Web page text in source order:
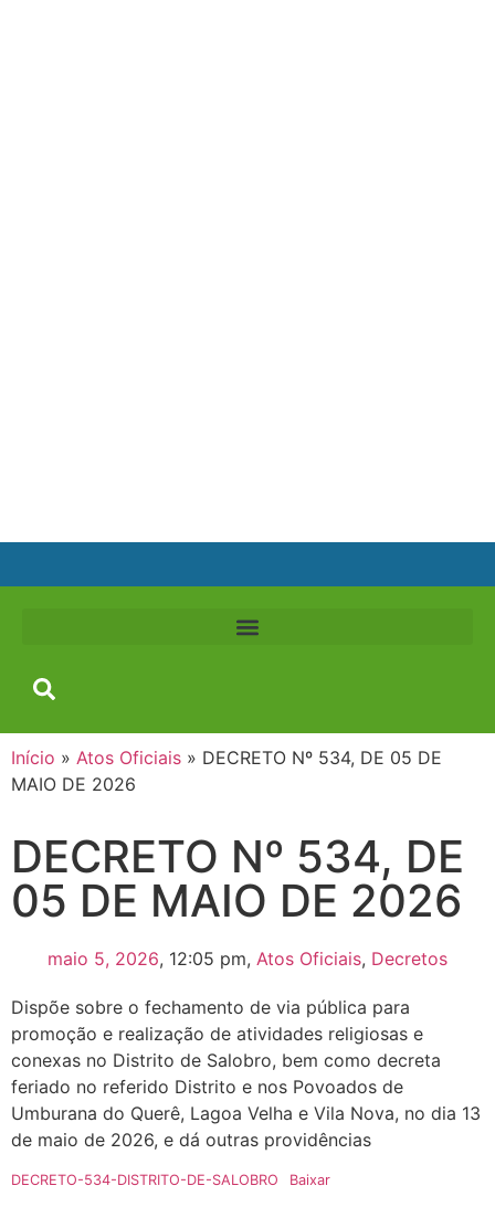
Início » Atos Oficiais » DECRETO Nº 534, DE 05 DE
MAIO DE 2026
DECRETO Nº 534, DE
05 DE MAIO DE 2026
maio 5, 2026, 12:05 pm, Atos Oficiais, Decretos
Dispõe sobre o fechamento de via pública para
promoção e realização de atividades religiosas e
conexas no Distrito de Salobro, bem como decreta
feriado no referido Distrito e nos Povoados de
Umburana do Querê, Lagoa Velha e Vila Nova, no dia 13
de maio de 2026, e dá outras providências
DECRETO-534-DISTRITO-DE-SALOBRO Baixar